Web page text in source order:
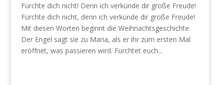
Fürchte dich nicht! Denn ich verkünde dir große Freude!
Fürchte dich nicht, denn ich verkünde dir große Freude!
Mit diesen Worten beginnt die Weihnachtsgeschichte.
Der Engel sagt sie zu Maria, als er ihr zum ersten Mal
eröffnet, was passieren wird. Fürchtet euch...